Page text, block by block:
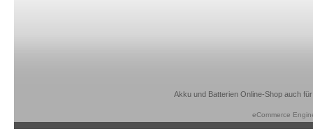
Akku und Batterien Online-Shop auch
eCommerce